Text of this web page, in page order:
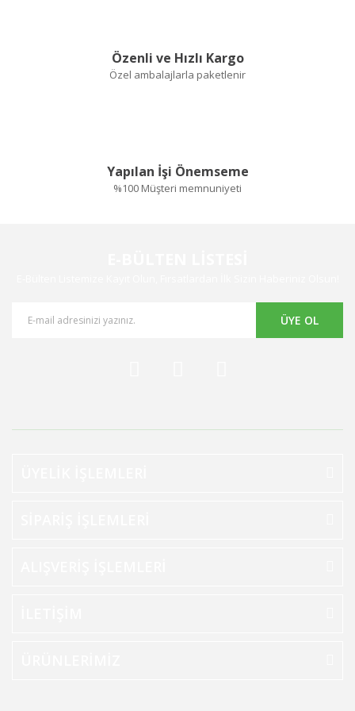
Özenli ve Hızlı Kargo
Özel ambalajlarla paketlenir
Yapılan İşi Önemseme
%100 Müşteri memnuniyeti
ÜYE OL